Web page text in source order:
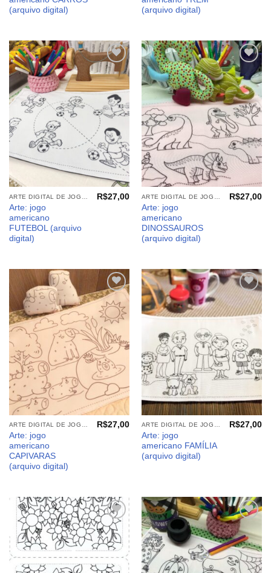
(arquivo digital)
(arquivo digital)
Adicionar
aos
meus
desejos
Arte: jogo
americano
FUTEBOL (arquivo
digital)
R$27,00
Adicionar
aos
meus
desejos
Arte: jogo
americano
DINOSSAUROS
(arquivo digital)
R$27,00
Adicionar
aos
meus
desejos
ARTE DIGITAL DE JOGO AMERICANO
Arte: jogo
americano
CAPIVARAS
(arquivo digital)
R$27,00
Adicionar
aos
meus
desejos
ARTE DIGITAL DE JOGO AMERICANO
Arte: jogo
americano FAMÍLIA
(arquivo digital)
R$27,00
Adicionar
aos
meus
desejos
Adicionar
aos
meus
desejos